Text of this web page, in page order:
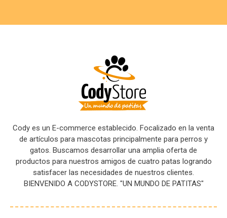
Cody es un E-commerce establecido. Focalizado en la venta
de artículos para mascotas principalmente para perros y
gatos. Buscamos desarrollar una amplia oferta de
productos para nuestros amigos de cuatro patas logrando
satisfacer las necesidades de nuestros clientes.
BIENVENIDO A CODYSTORE. "UN MUNDO DE PATITAS"